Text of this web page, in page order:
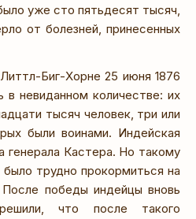
уже сто пятьдесят тысяч,
от болезней, принесенных
Биг-Хорне 25 июня 1876
в невиданном количестве: их
тысяч человек, три или
были воинами. Индейская
генерала Кастера. Но такому
трудно прокормиться на
победы индейцы вновь
что после такого